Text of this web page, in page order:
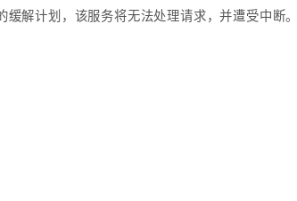
缓解计划，该服务将无法处理请求，并遭受中断